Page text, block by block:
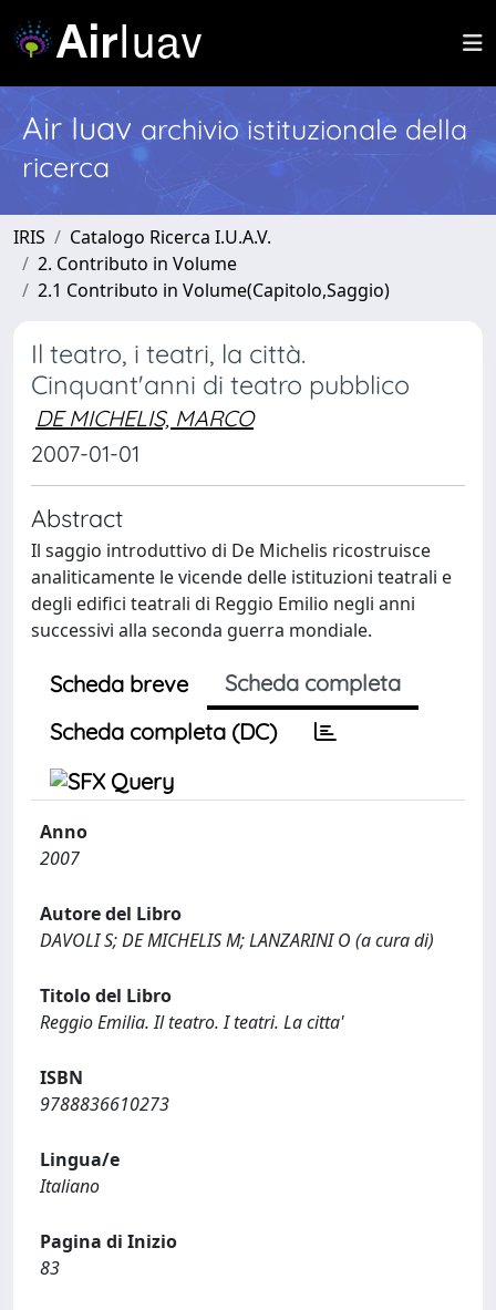
Air Iuav archivio istituzionale della
ricerca
IRIS
Catalogo Ricerca I.U.A.V.
2. Contributo in Volume
2.1 Contributo in Volume(Capitolo,Saggio)
Il teatro, i teatri, la città.
Cinquant'anni di teatro pubblico
DE MICHELIS, MARCO
2007-01-01
Abstract
Il saggio introduttivo di De Michelis ricostruisce
analiticamente le vicende delle istituzioni teatrali e
degli edifici teatrali di Reggio Emilio negli anni
successivi alla seconda guerra mondiale.
Scheda breve
Scheda completa
Scheda completa (DC)
Anno
2007
Autore del Libro
DAVOLI S; DE MICHELIS M; LANZARINI O (a cura di)
Titolo del Libro
Reggio Emilia. Il teatro. I teatri. La citta'
ISBN
9788836610273
Lingua/e
Italiano
Pagina di Inizio
83